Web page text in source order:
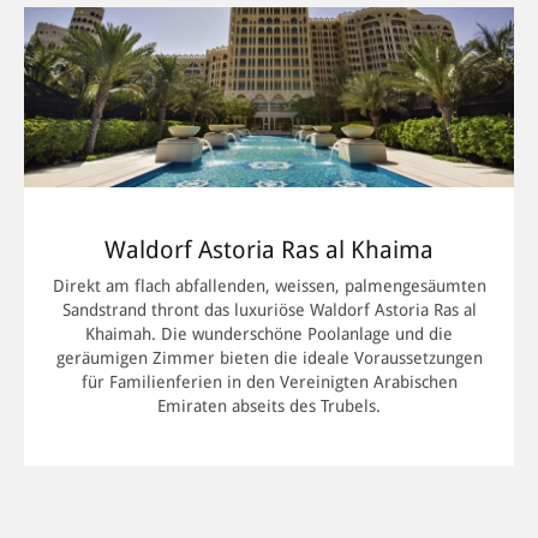
Waldorf Astoria Ras al Khaima
Direkt am flach abfallenden, weissen, palmengesäumten
Sandstrand thront das luxuriöse Waldorf Astoria Ras al
Khaimah. Die wunderschöne Poolanlage und die
geräumigen Zimmer bieten die ideale Voraussetzungen
für Familienferien in den Vereinigten Arabischen
Emiraten abseits des Trubels.